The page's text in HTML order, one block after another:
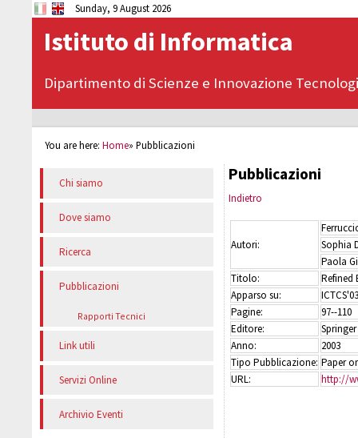
Sunday, 9 August 2026
Istituto di Informatica
Dipartimento di Scienze e Innovazione
You are here:Home»Pubblicazioni
Chi siamo
Dove siamo
Ricerca
Pubblicazioni
Rapporti Tecnici
Link utili
Servizi Online
Archivio Eventi
Pubblicazioni
Indietro
Autori:
Sophia
Paola
Titolo:
Refined
Apparso su:
ICTCS'03
Pagine:
97--110
Editore:
Springer
Anno:
2003
Tipo Pubblicazione: Paper
URL:
http://